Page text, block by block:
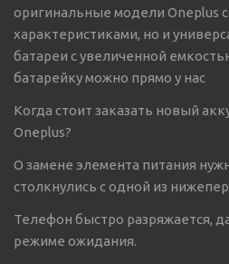
оригинальные модели Oneplus
характеристиками, но и
батареи с увеличенной
батарейку можно прямо у нас
Когда стоит заказать новый
Oneplus?
О замене элемента питания
столкнулись с одной из
Телефон быстро разряжается,
режиме ожидания.